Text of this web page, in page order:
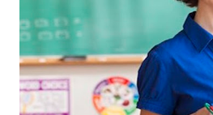
escreve O aluno não sabe O aluno
conceitos, está em fase de
Apresenta dificuldades de auto-
Ainda não desenvolveu habilidades
ambiente...